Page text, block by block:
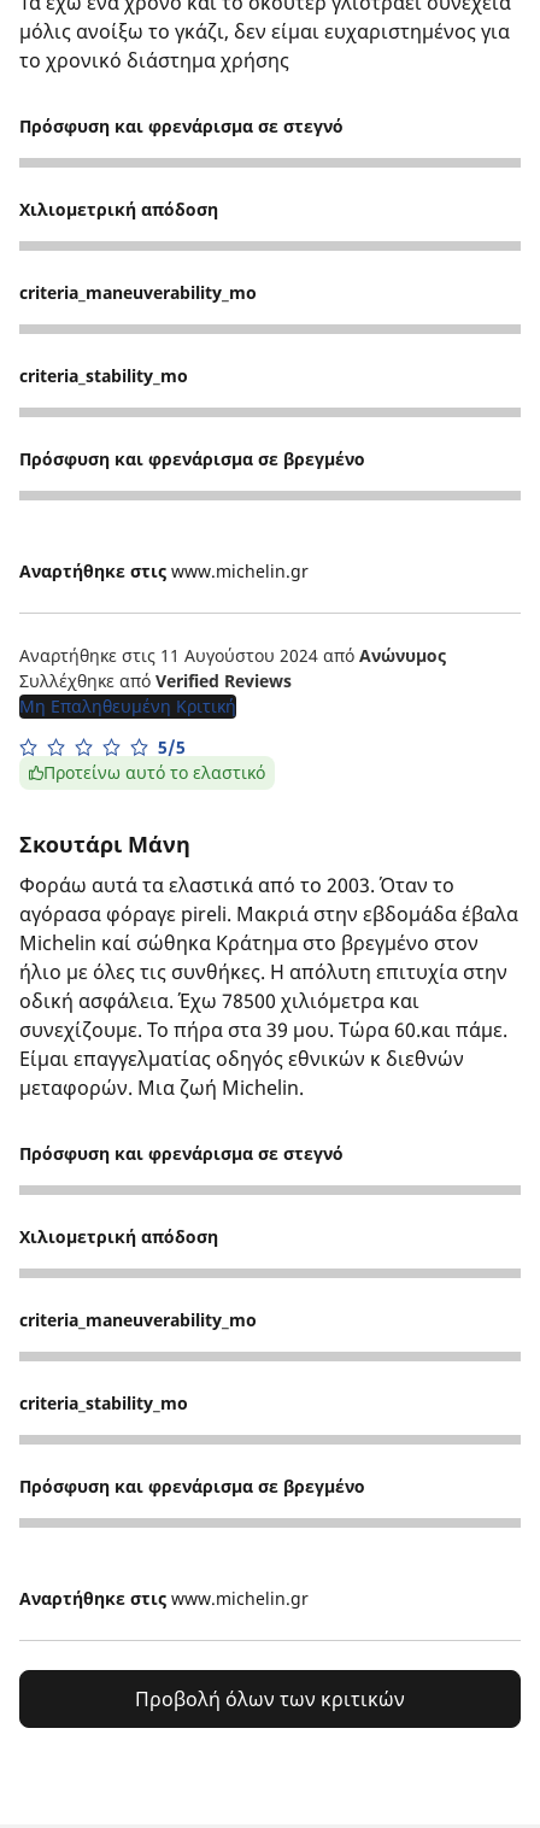
μόλις ανοίξω το γκάζι, δεν είμαι ευχαριστημένος για
το χρονικό διάστημα χρήσης
Πρόσφυση και φρενάρισμα σε στεγνό
2
Χιλιομετρική απόδοση
2
criteria_maneuverability_mo
3
criteria_stability_mo
3
Πρόσφυση και φρενάρισμα σε βρεγμένο
2
Αναρτήθηκε στις www.michelin.gr
Αναρτήθηκε στις 11 Αυγούστου 2024 από Ανώνυμος
Συλλέχθηκε από Verified Reviews
Μη Επαληθευμένη Κριτική
5/5
Προτείνω αυτό το ελαστικό
Σκουτάρι Μάνη
Φοράω αυτά τα ελαστικά από το 2003. Όταν το
αγόρασα φόραγε pireli. Μακριά στην εβδομάδα έβαλα
Michelin καί σώθηκα Κράτημα στο βρεγμένο στον
ήλιο με όλες τις συνθήκες. Η απόλυτη επιτυχία στην
οδική ασφάλεια. Έχω 78500 χιλιόμετρα και
συνεχίζουμε. Το πήρα στα 39 μου. Τώρα 60.και πάμε.
Είμαι επαγγελματίας οδηγός εθνικών κ διεθνών
μεταφορών. Μια ζωή Michelin.
Πρόσφυση και φρενάρισμα σε στεγνό
5
Χιλιομετρική απόδοση
5
criteria_maneuverability_mo
5
criteria_stability_mo
5
Πρόσφυση και φρενάρισμα σε βρεγμένο
5
Αναρτήθηκε στις www.michelin.gr
Προβολή όλων των κριτικών